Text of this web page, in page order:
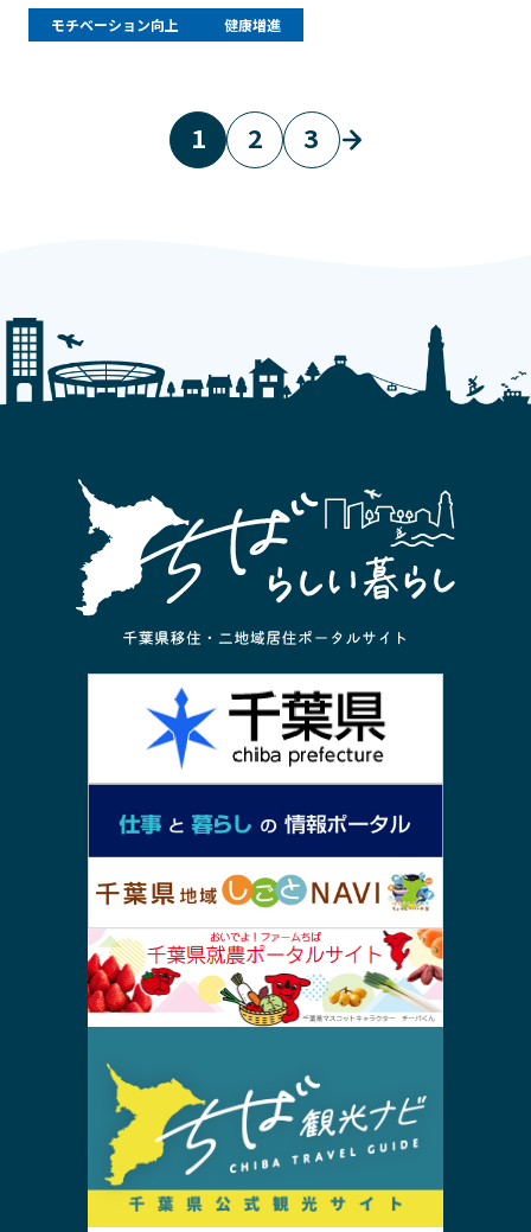
モチベーション向上 健康増進
1 2 3